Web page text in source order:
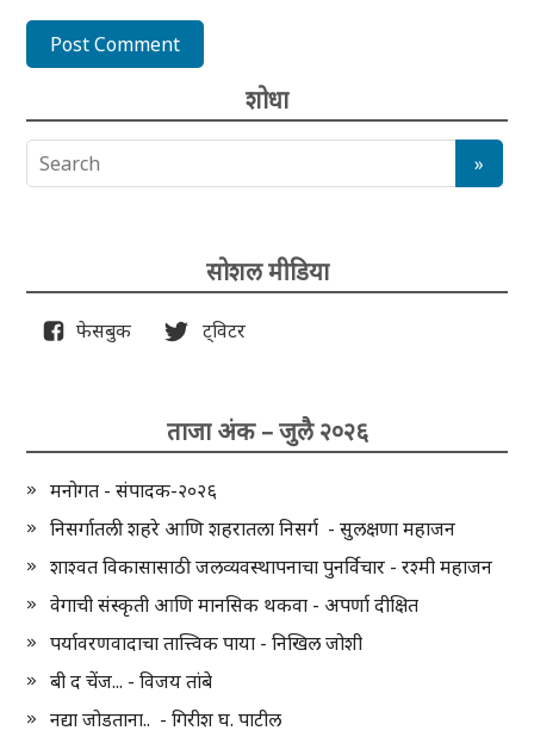
शोधा
सोशल मीडिया
फेसबुक ट्विटर
ताजा अंक – जुलै २०२६
मनोगत - संपादक-२०२६
निसर्गातली शहरे आणि शहरातला निसर्ग - सुलक्षणा महाजन
शाश्वत विकासासाठी जलव्यवस्थापनाचा पुनर्विचार - रश्मी महाजन
वेगाची संस्कृती आणि मानसिक थकवा - अपर्णा दीक्षित
पर्यावरणवादाचा तात्त्विक पाया - निखिल जोशी
बी द चेंज... - विजय तांबे
नद्या जोडताना.. - गिरीश घ. पाटील